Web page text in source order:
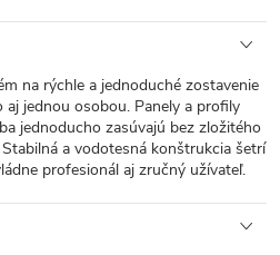
na rýchle a jednoduché zostavenie
jednou osobou. Panely a profily
jednoducho zasúvajú bez zložitého
a vodotesná konštrukcia šetrí
profesionál aj zručný užívateľ.